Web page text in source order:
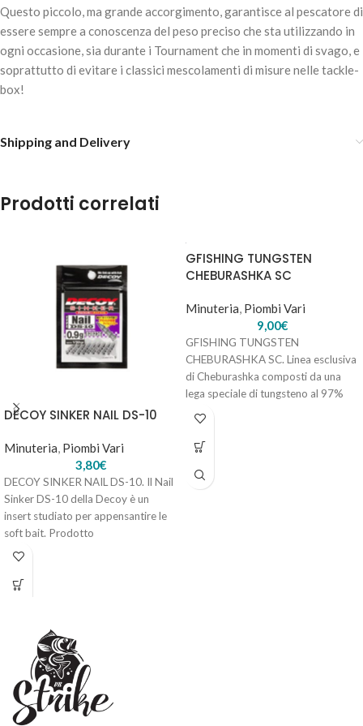
CARRELLO
Questo piccolo, ma grande accorgimento, garantisce al pescatore di
essere sempre a conoscenza del peso preciso che sta utilizzando in
ogni occasione, sia durante i Tournament che in momenti di svago, e
soprattutto di evitare i classici mescolamenti di misure nelle tackle-
box!
Shipping and Delivery
Prodotti correlati
DECOY SINKER NAIL DS-10
Minuteria, Piombi Vari
3,80€
DECOY SINKER NAIL DS-10. Il Nail
Sinker DS-10 della Decoy è un
insert studiato per appensantire le
soft bait. Prodotto
GFISHING TUNGSTEN
CHEBURASHKA SC
Minuteria, Piombi Vari
9,00€
GFISHING TUNGSTEN
CHEBURASHKA SC. Linea esclusiva
di Cheburashka composti da una
lega speciale di tungsteno al 97%